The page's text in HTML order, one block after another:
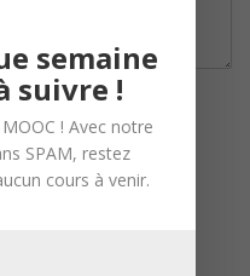
semaine
suivre !
! Avec notre
SPAM, restez
cours à venir.